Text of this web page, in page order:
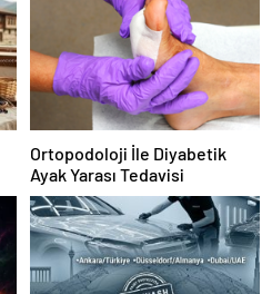
Ortopodoloji İle Diyabetik
Ayak Yarası Tedavisi